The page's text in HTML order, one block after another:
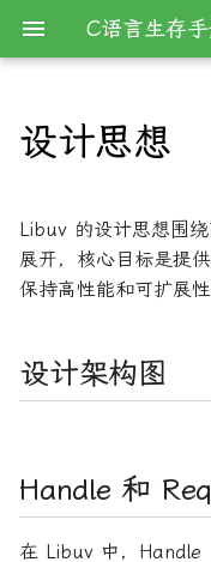
C语言生存
入
始
搜
简介
开发环境搭建
程序结构
表达式与运算符
函数
命令行参数解析
GCC完全指南
设计架构图
Handle 和 Request
Handle（句柄）
Handle 与 Request
Handle 示例：定
设计思想
Libuv 的设计思想围
展开，核心目标是提
保持高性能和可扩展性
设计架构图
Handle 和
在 Libuv 中，Handle